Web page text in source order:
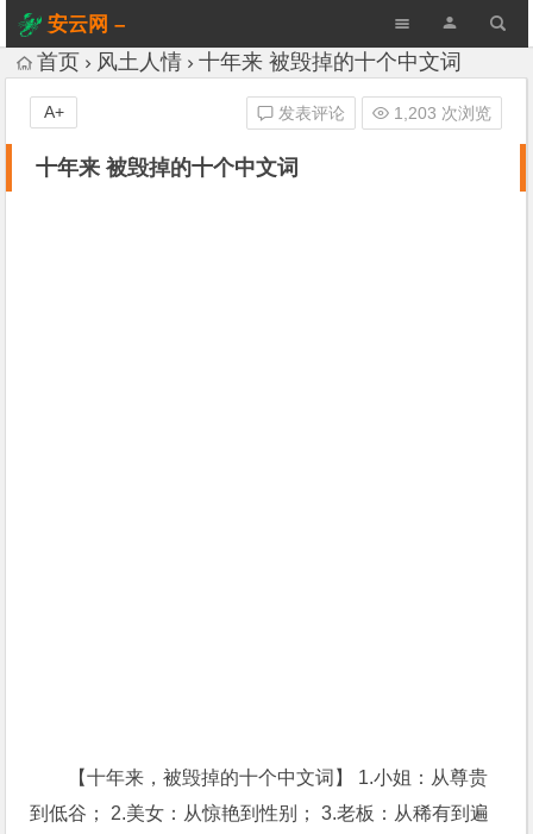
安云网 –
AnYun.ORG
首页 风土人情 十年来 被毁掉的十个中文词
十年来 被毁掉的十个中文词
发表评论 1,203 次浏览
A+
【十年来，被毁掉的十个中文词】 1.小姐：从尊贵
到低谷； 2.美女：从惊艳到性别； 3.老板：从稀有到遍